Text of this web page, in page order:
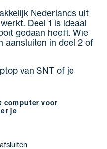
Nederlands uit
Deel 1 is ideaal
gedaan heeft. Wie
aansluiten in deel 2 of
van SNT of je
computer voor
je